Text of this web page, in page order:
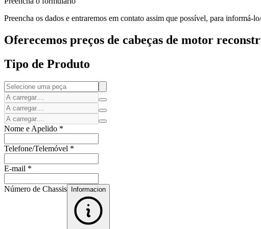
Preencha os dados e entraremos em contato assim que possível, para informá-
Oferecemos preços de cabeças de motor
Tipo de Produto
Nome e Apelido *
Telefone/Telemóvel *
E-mail *
Número de Chassis Informacion